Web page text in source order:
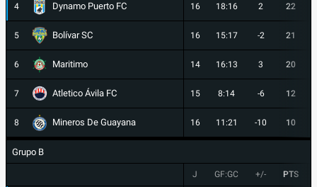
4 Dynamo Puerto FC 16 18:16 2 22
5 Bolívar SC 16 15:17 -2 21
6 Maritimo 14 16:13 3 20
7 Atletico Ávila FC 15 8:14 -6 12
8 Mineros De Guayana 16 11:21 -10 10
Grupo B
J GF:GC +/- PTS